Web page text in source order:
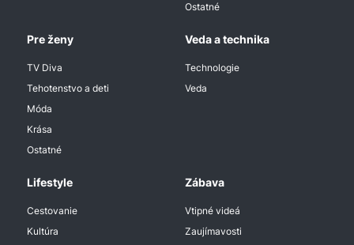
Ostatné
Pre ženy
TV Diva
Tehotenstvo a deti
Móda
Krása
Ostatné
Veda a technika
Technologie
Veda
Lifestyle
Cestovanie
Kultúra
Zábava
Vtipné videá
Zaujímavosti